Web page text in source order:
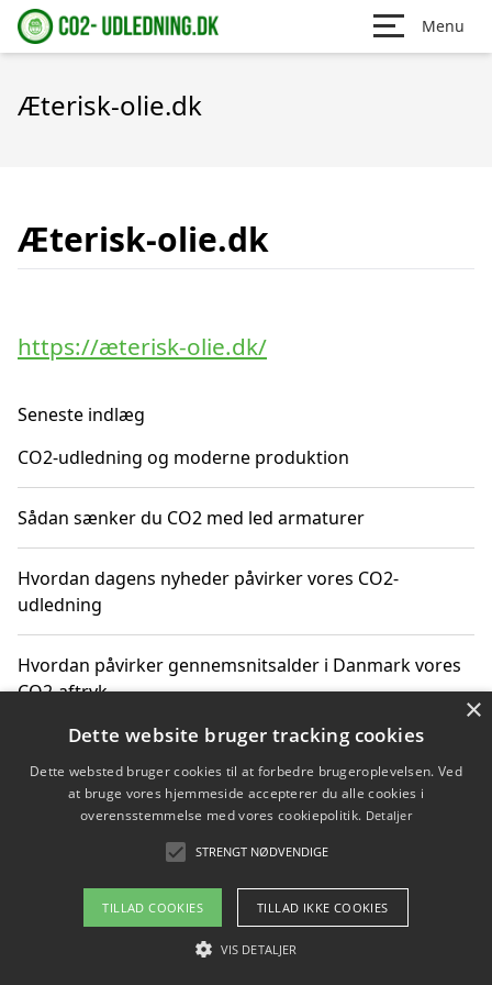
Menu
Æterisk-olie.dk
Æterisk-olie.dk
https://æterisk-olie.dk/
Seneste indlæg
CO2-udledning og moderne produktion
Sådan sænker du CO2 med led armaturer
Hvordan dagens nyheder påvirker vores CO2-
udledning
Hvordan påvirker gennemsnitsalder i Danmark vores
CO2-aftryk
Hvordan nyheder om CO2-udledning påvirker vores
hverdag
Om / kontakt
Blog Betingelser
×
Dette website bruger tracking cookies
Dette websted bruger cookies til at forbedre brugeroplevelsen. Ved
at bruge vores hjemmeside accepterer du alle cookies i
overensstemmelse med vores cookiepolitik. Detaljer
STRENGT NØDVENDIGE
TILLAD COOKIES TILLAD IKKE COOKIES
VIS DETALJER